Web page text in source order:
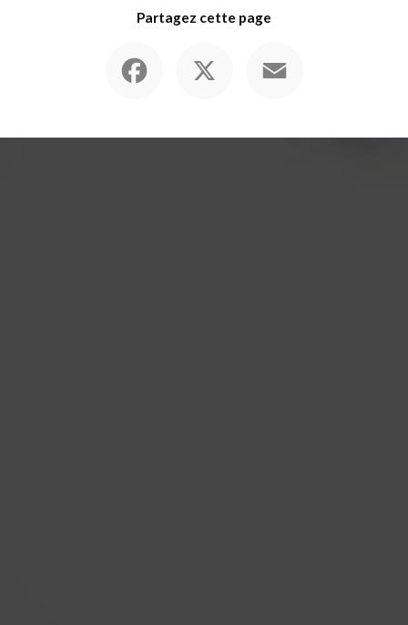
Partagez cette page